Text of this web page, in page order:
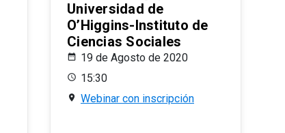
Universidad de
O’Higgins-Instituto de
Ciencias Sociales
19 de Agosto de 2020
15:30
Webinar con inscripción